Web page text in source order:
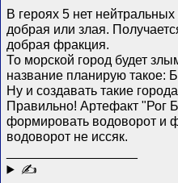
В героях 5 нет
добрая или злая.
добрая фракция.
То морской город будет
название планирую такое:
Ну и создавать такие
Правильно! Артефакт "Рог
формировать водоворот и
водоворот не иссяк.
✍